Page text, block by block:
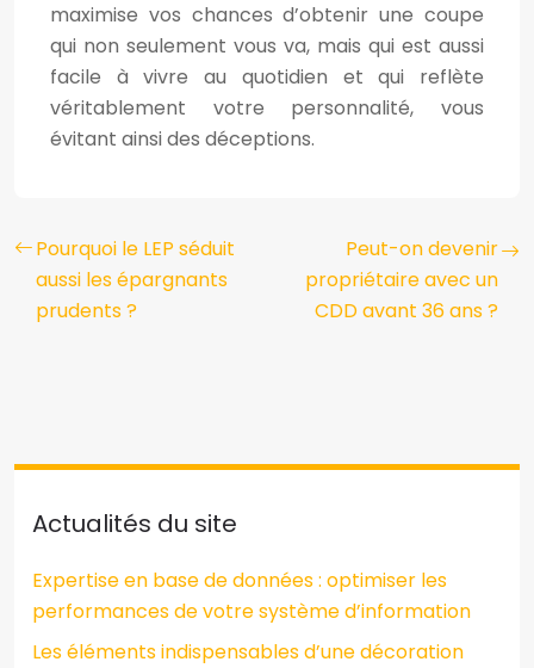
maximise vos chances d’obtenir une coupe
qui non seulement vous va, mais qui est aussi
facile à vivre au quotidien et qui reflète
véritablement votre personnalité, vous
évitant ainsi des déceptions.
Pourquoi le LEP séduit
aussi les épargnants
prudents ?
Peut-on devenir
propriétaire avec un
CDD avant 36 ans ?
Actualités du site
Expertise en base de données : optimiser les
performances de votre système d’information
Les éléments indispensables d’une décoration